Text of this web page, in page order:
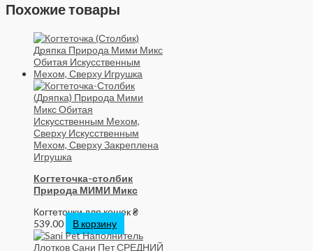
Похожие товары
Когтеточка-столбик
Природа МИМИ Микс
Когтеточки для кошек₴
539.00
В корзину